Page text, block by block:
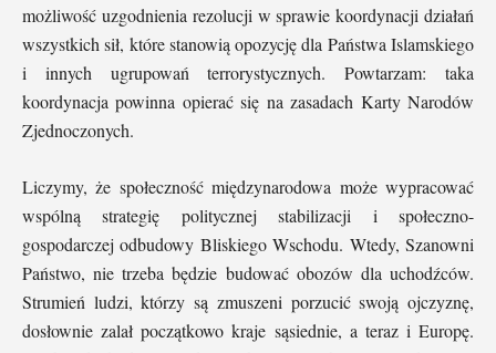
możliwość uzgodnienia rezolucji w sprawie koordynacji działań
wszystkich sił, które stanowią opozycję dla Państwa Islamskiego
i innych ugrupowań terrorystycznych. Powtarzam: taka
koordynacja powinna opierać się na zasadach Karty Narodów
Zjednoczonych.
Liczymy, że społeczność międzynarodowa może wypracować
wspólną strategię politycznej stabilizacji i społeczno-
gospodarczej odbudowy Bliskiego Wschodu. Wtedy, Szanowni
Państwo, nie trzeba będzie budować obozów dla uchodźców.
Strumień ludzi, którzy są zmuszeni porzucić swoją ojczyznę,
dosłownie zalał początkowo kraje sąsiednie, a teraz i Europę.